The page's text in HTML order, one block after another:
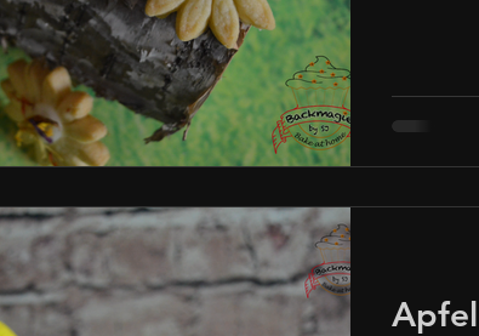
Spekulatius Kaffee Brötchen